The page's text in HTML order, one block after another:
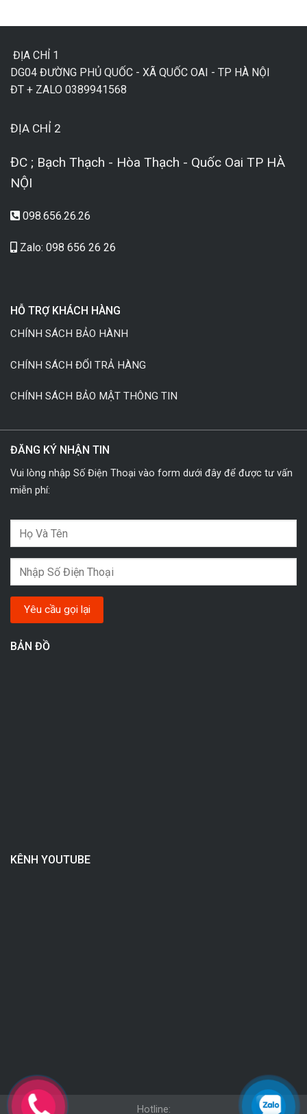
ĐỊA CHỈ 1
DG04 ĐƯỜNG PHỦ QUỐC - XÃ QUỐC OAI - TP HÀ NỘI
ĐT + ZALO 0389941568
ĐỊA CHỈ 2
ĐC ; Bạch Thạch - Hòa Thạch - Quốc Oai TP HÀ
NỘI
098.656.26.26
Zalo: 098 656 26 26
HỖ TRỢ KHÁCH HÀNG
CHÍNH SÁCH BẢO HÀNH
CHÍNH SÁCH ĐỔI TRẢ HÀNG
CHÍNH SÁCH BẢO MẬT THÔNG TIN
ĐĂNG KÝ NHẬN TIN
Vui lòng nhập Số Điện Thoại vào form dưới đây để được tư vấn
miễn phí:
BẢN ĐỒ
KÊNH YOUTUBE
Hotline: